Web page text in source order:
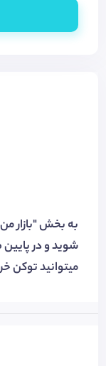
به بخش "بازار
شوید و در
میتوانید توکن